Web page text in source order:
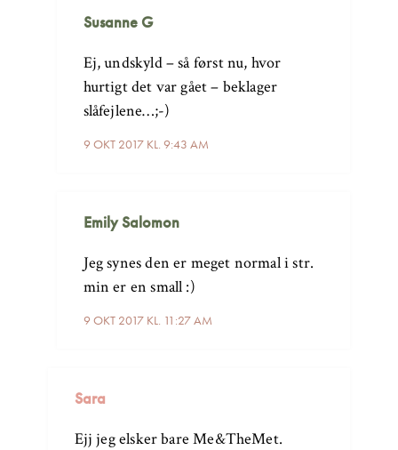
Susanne G
9 OKT 2017 KL. 9:43 AM
Ej, undskyld – så først nu, hvor
hurtigt det var gået – beklager
slåfejlene…;-)
Emily Salomon
9 OKT 2017 KL. 11:27 AM
Jeg synes den er meget normal i str.
min er en small :)
Sara
Ejj jeg elsker bare Me&TheMet.